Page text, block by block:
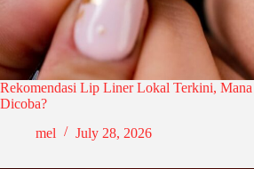
Rekomendasi Lip Liner Lokal Terkini,
Dicoba?
mel
July 28, 2026